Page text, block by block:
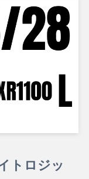
トロジッ